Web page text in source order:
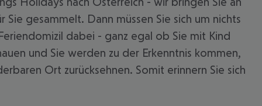
gesammelt. Dann müssen Sie sich um nichts
dabei - ganz egal ob Sie mit Kind
und Sie werden zu der Erkenntnis kommen,
Ort zurücksehnen. Somit erinnern Sie sich